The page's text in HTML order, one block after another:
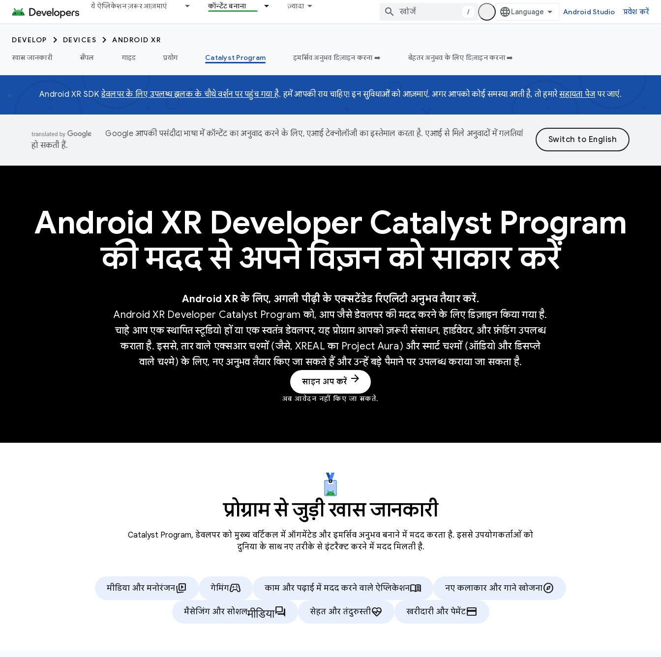
ये ऐप्लिकेशन ज़रूर आज़माएं कॉन्टेंट बनाना ज़्यादा
/ Android Studio प्रवेश करें
DEVELOP DEVICES
ANDROID XR
खास जानकारी
सैंपल गाइड प्रयोग Catalyst Program इमर्सिव अनुभव डिज़ाइन करना ➡️ बेहतर अनुभव के लिए डिज़ाइन करना ➡️
Android XR SDKडेवलपर के लिए उपलब्ध झलक के चौथे वर्शन पर पहुंच गया है. हमें आपकी राय चाहिए! इन सुविधाओं को आज़माएं. अगर आपको कोई समस्या आती है, तो हमारेसहायता पेजपर जाएं.
Google आपकी पसंदीदा भाषा में कॉन्टेंट का अनुवाद करने के लिए, एआई टेक्नोलॉजी का इस्तेमाल करता है. एआई से मिले अनुवादों में गलतियां
हो सकती हैं.
Android XR Developer Catalyst Program
की मदद से अपने विज़न को साकार करें
Android XR के लिए, अगली पीढ़ी के एक्सटेंडेड रिएलिटी अनुभव तैयार करें.
Android XR Developer Catalyst Program को, आप जैसे डेवलपर की मदद करने के लिए डिज़ाइन किया गया है.
चाहे आप एक स्थापित स्टूडियो हों या एक स्वतंत्र डेवलपर, यह प्रोग्राम आपको ज़रूरी संसाधन, हार्डवेयर, और फ़ंडिंग उपलब्ध
कराता है. इससे, तार वाले एक्सआर चश्मों (जैसे, XREAL का Project Aura) और स्मार्ट चश्मों (ऑडियो और डिसप्ले
वाले चश्मे) के लिए, नए अनुभव तैयार किए जा सकते हैं और उन्हें बड़े पैमाने पर उपलब्ध कराया जा सकता है.
साइन अप करें arrow_forward
अब आवेदन नहीं किए जा सकते.
प्रोग्राम से जुड़ी खास जानकारी
Catalyst Program, डेवलपर को मुख्य वर्टिकल में ऑगमेंटेड और इमर्सिव अनुभव बनाने में मदद करता है. इससे उपयोगकर्ताओं को
दुनिया के साथ नए तरीके से इंटरैक्ट करने में मदद मिलती है.
मीडिया और मनोरंजनanimated_images गेमिंगstadia_controller काम और पढ़ाई में मदद करने वाले ऐप्लिकेशनmenu_book नए कलाकार और गाने खोजनाexplore
मैसेजिंग और सोशलमीडियाforum सेहत और तंदुरुस्तीecg_heart खरीदारी और पेमेंटcredit_card